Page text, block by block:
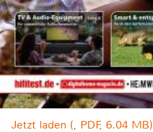
Jetzt laden (, PDF, 6.04 MB)